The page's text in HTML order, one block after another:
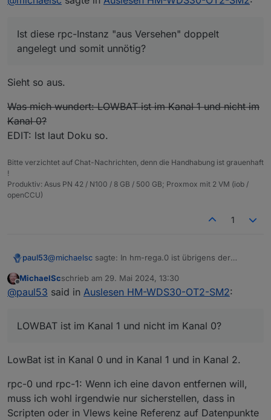
rpc.1 ist
Ist diese rpc-Instanz "aus Versehen" doppelt
angelegt und somit unnötig?
Sieht so aus.
Was mich wundert: LOWBAT ist im Kanal 1 und nicht im
Kanal 0?
EDIT: Ist laut Doku so.
Bitte verzichtet auf Chat-Nachrichten, denn die Handhabung ist grauenhaft
!
Produktiv: Asus PN 42 / N100 / 8 GB / 500 GB; Proxmox mit 2 VM (iob /
openCCU)
1
paul53@michaelsc sagte: In hm-rega.0 ist übrigens der
angekreuzt
Dann werden keine Namen und Aufzählungen für "hm-
rpc.2" aus der CCU übernommen.
Korrekt?
Korrekt.
@ michaelscsagte in Auslesen HM-WDS30-OT2-SM2
Ist diese rpc-Instanz "aus Versehen" doppelt
Offline
MichaelScschrieb am 29. Mai 2024, 13:30
zuletzt editiert von
@paul53 said in Auslesen HM-WDS30-OT2-SM2:
LOWBAT ist im Kanal 1 und nicht im Kanal 0?
LowBat ist in Kanal 0 und in Kanal 1 und in Kanal 2.
rpc-0 und rpc-1: Wenn ich eine davon entfernen will,
muss ich wohl irgendwie nur sicherstellen, dass in
Scripten oder in VIews keine Referenz auf Datenpunkte